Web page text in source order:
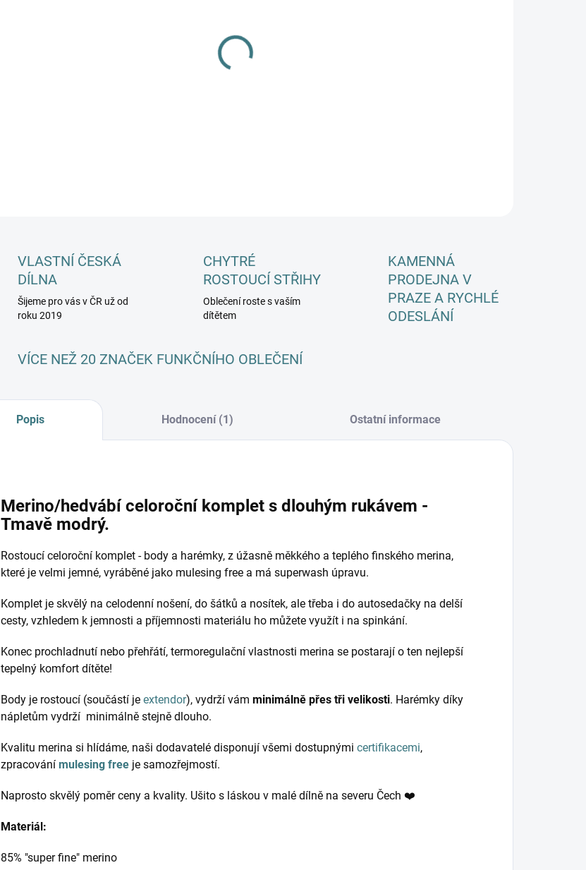
VLASTNÍ ČESKÁ
DÍLNA
Šijeme pro vás v ČR už od
roku 2019
CHYTRÉ
ROSTOUCÍ STŘIHY
Oblečení roste s vaším
dítětem
KAMENNÁ
PRODEJNA V
PRAZE A RYCHLÉ
ODESLÁNÍ
VÍCE NEŽ 20 ZNAČEK FUNKČNÍHO OBLEČENÍ
Popis Hodnocení (1) Ostatní informace
Merino/hedvábí celoroční komplet s dlouhým rukávem -
Tmavě modrý.
Rostoucí celoroční komplet - body a harémky, z úžasně měkkého a teplého finského merina,
které je velmi jemné, vyráběné jako mulesing free a má superwash úpravu.
Komplet je skvělý na celodenní nošení, do šátků a nosítek, ale třeba i do autosedačky na delší
cesty, vzhledem k jemnosti a příjemnosti materiálu ho můžete využít i na spinkání.
Konec prochladnutí nebo přehřátí, termoregulační vlastnosti merina se postarají o ten nejlepší
tepelný komfort dítěte!
Body je rostoucí (součástí je extendor), vydrží vám minimálně přes tři velikosti. Harémky díky
nápletům vydrží minimálně stejně dlouho.
Kvalitu merina si hlídáme, naši dodavatelé disponují všemi dostupnými certifikacemi,
zpracování mulesing free je samozřejmostí.
Naprosto skvělý poměr ceny a kvality. Ušito s láskou v malé dílně na severu Čech ❤️
Materiál:
85% "super fine" merino